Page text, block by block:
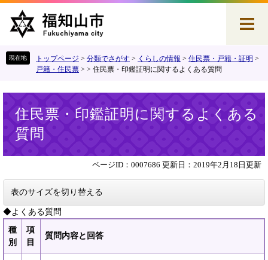
す
し
トップページ > 分類でさがす > くらしの情報 > 住民票・戸籍・証明 >
戸籍・住民票 > > 住民票・印鑑証明に関するよくある質問
住民票・印鑑証明に関するよくある
質問
ページID：0007686 更新日：2019年2月18日更新
表のサイズを切り替える
◆よくある質問
種
別
項
目
質問内容と回答